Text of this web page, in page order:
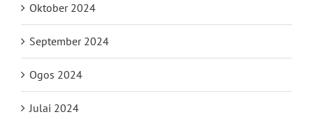
Oktober 2024
September 2024
Ogos 2024
Julai 2024